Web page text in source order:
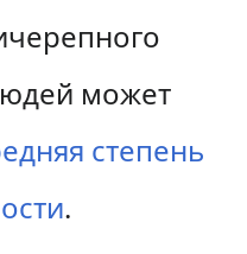
может
степень
.